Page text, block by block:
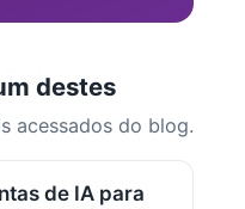
destes
acessados do blog.
de IA para